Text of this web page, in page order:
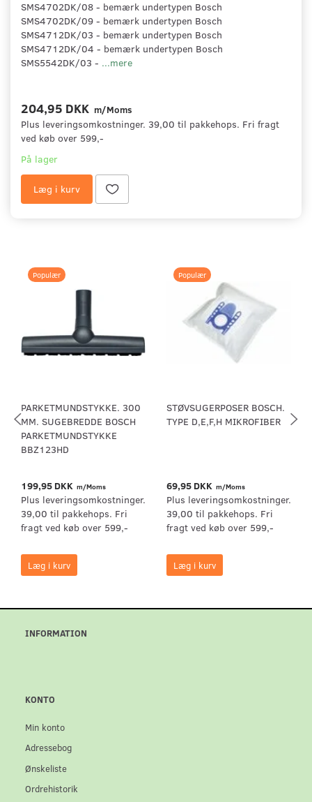
SMS4702DK/08 - bemærk undertypen Bosch
SMS4702DK/09 - bemærk undertypen Bosch
SMS4712DK/03 - bemærk undertypen Bosch
SMS4712DK/04 - bemærk undertypen Bosch
SMS5542DK/03 - ...mere
204,95 DKK m/Moms
Plus leveringsomkostninger. 39,00 til pakkehops. Fri fragt
ved køb over 599,-
På lager
Læg i kurv
Populær
PARKETMUNDSTYKKE. 300
MM. SUGEBREDDE BOSCH
PARKETMUNDSTYKKE
BBZ123HD
199,95 DKK m/Moms
Plus leveringsomkostninger.
39,00 til pakkehops. Fri
fragt ved køb over 599,-
Læg i kurv
Populær
STØVSUGERPOSER BOSCH.
TYPE D,E,F,H MIKROFIBER
69,95 DKK m/Moms
Plus leveringsomkostninger.
39,00 til pakkehops. Fri
fragt ved køb over 599,-
Læg i kurv
INFORMATION
KONTO
Min konto
Adressebog
Ønskeliste
Ordrehistorik